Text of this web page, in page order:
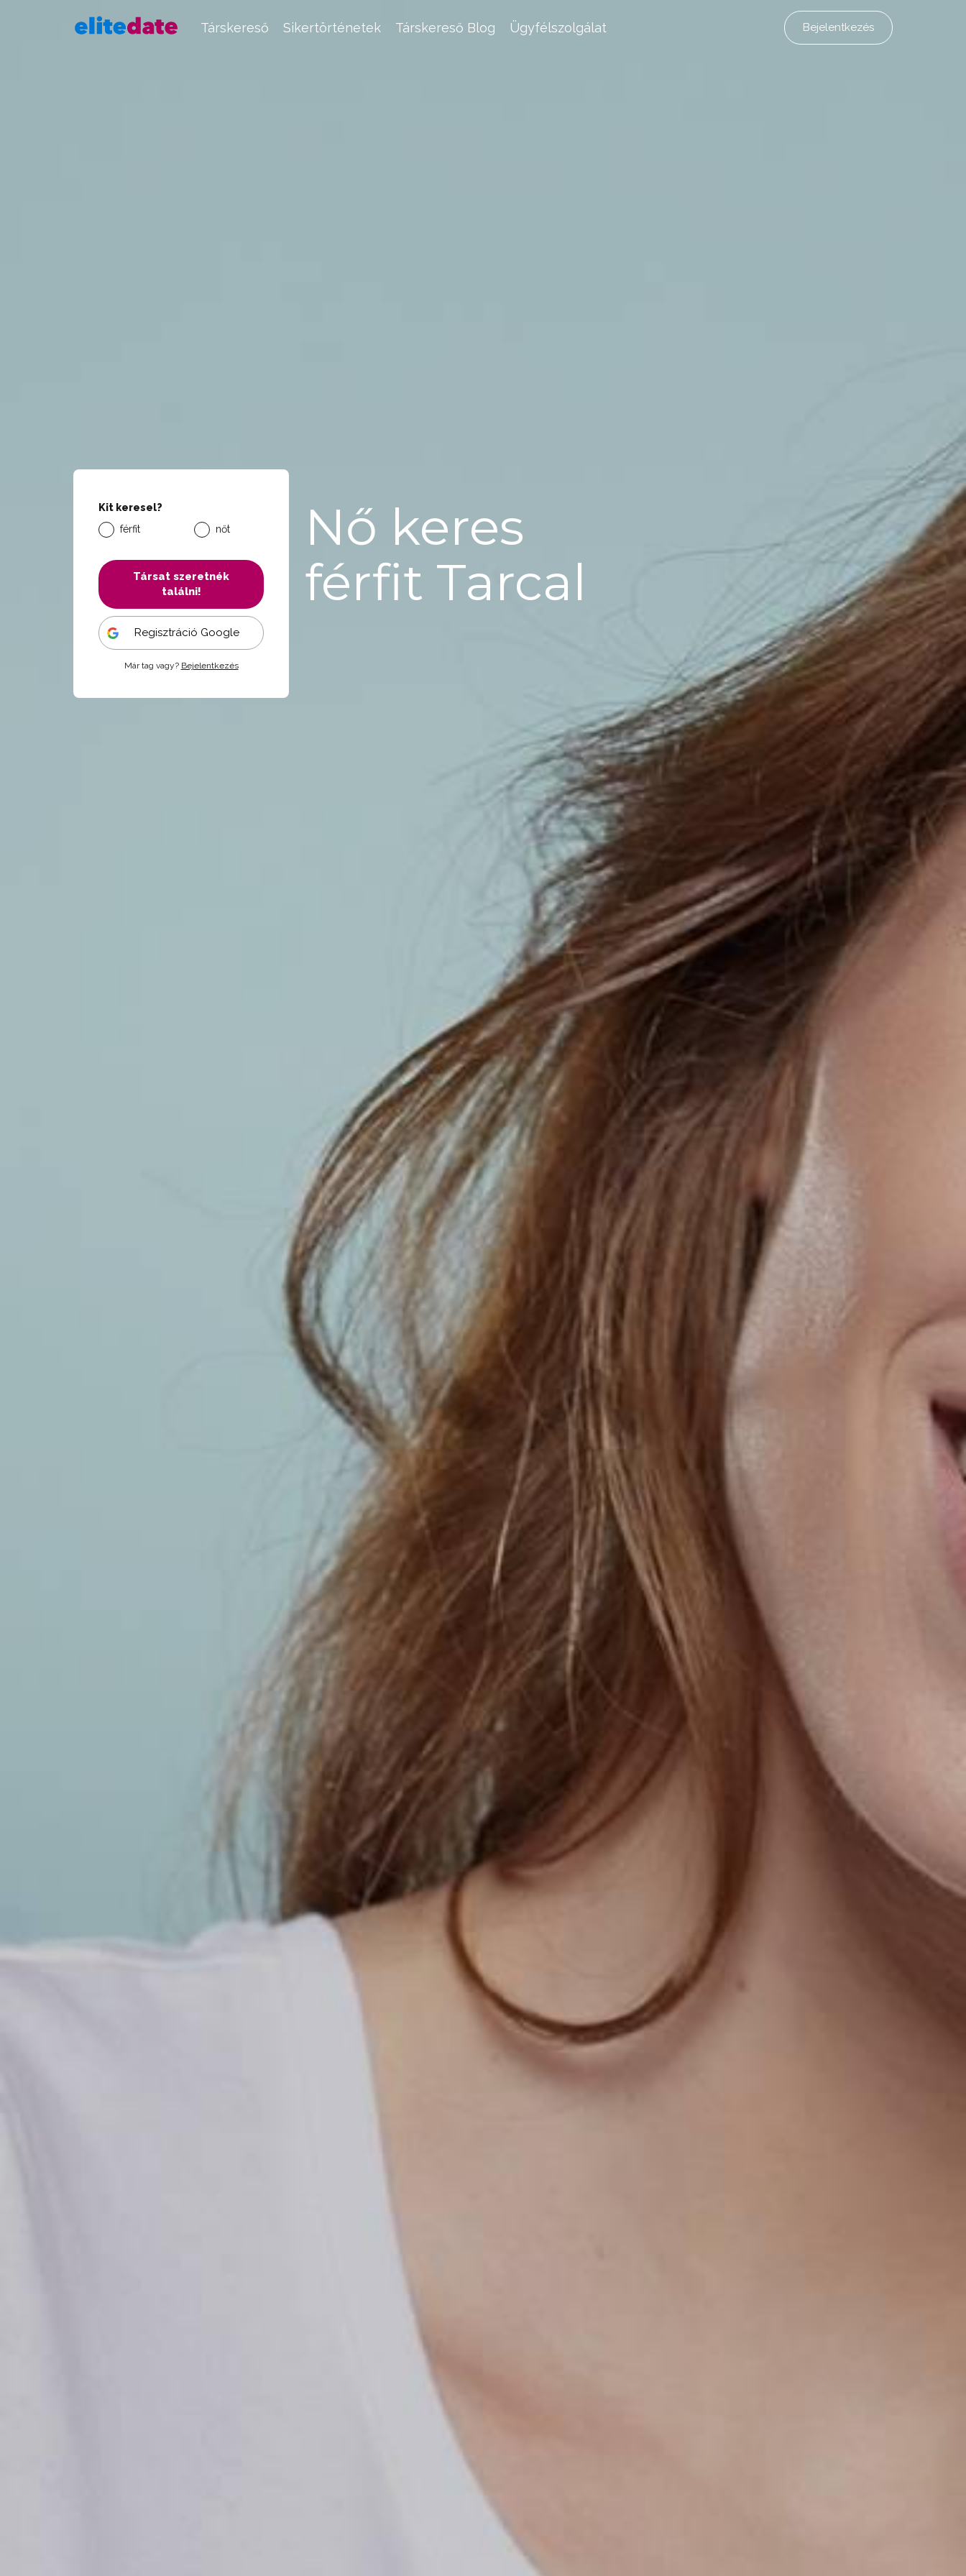
Társkereső Sikertörténetek Társkereső Blog Ügyfélszolgálat Bejelentkezés
Kit keresel?
férfit
nőt
Társat szeretnék
találni!
Regisztráció Google
Már tag vagy? Bejelentkezés
Nő keres
férfit Tarcal